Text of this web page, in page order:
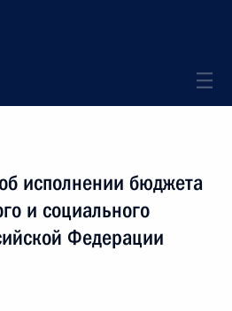
исполнении бюджета
и социального
Федерации